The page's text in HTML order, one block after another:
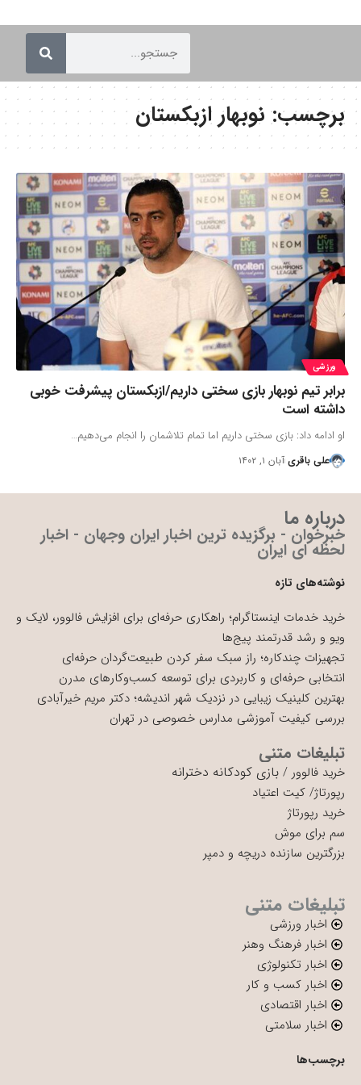
برچسب:نوبهار ازبکستان
ورزشی
برابر تیم نوبهار بازی سختی داریم/ازبکستان پیشرفت خوبی
داشته است
او ادامه داد: بازی سختی داریم اما تمام تلاشمان را انجام می‌دهیم…
علی باقری آبان ۱, ۱۴۰۲
درباره ما
خبرخوان - برگزیده ترین اخبار ایران وجهان - اخبار
لحظه ای ایران
نوشته‌های تازه
خرید خدمات اینستاگرام؛ راهکاری حرفه‌ای برای افزایش فالوور، لایک و
ویو و رشد قدرتمند پیج‌ها
تجهیزات چندکاره؛ راز سبک سفر کردن طبیعت‌گردان حرفه‌ای
انتخابی حرفه‌ای و کاربردی برای توسعه کسب‌وکارهای مدرن
بهترین کلینیک زیبایی در نزدیک شهر اندیشه؛ دکتر مریم خیرآبادی
بررسی کیفیت آموزشی مدارس خصوصی در تهران
تبلیغات متنی
خرید فالوور / بازی کودکانه دخترانه
رپورتاژ/ کیت اعتیاد
خرید رپورتاژ
سم برای موش
بزرگترین سازنده دریچه و دمپر
تبلیغات متنی
اخبار ورزشی
اخبار فرهنگ وهنر
اخبار تکنولوژی
اخبار کسب و کار
اخبار اقتصادی
اخبار سلامتی
برچسب‌ها